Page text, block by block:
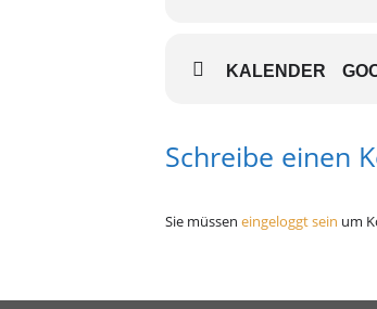
KALENDER
Schreibe einen
Sie müssen eingeloggt sein um